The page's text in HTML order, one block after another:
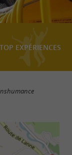
TOP EXPÉRIENCES